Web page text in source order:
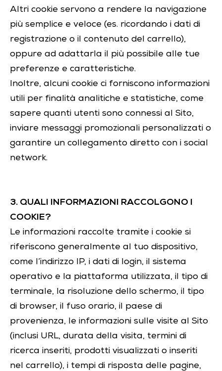
Altri cookie servono a rendere la navigazione
più semplice e veloce (es. ricordando i dati di
registrazione o il contenuto del carrello),
oppure ad adattarla il più possibile alle tue
preferenze e caratteristiche.
Inoltre, alcuni cookie ci forniscono informazioni
utili per finalità analitiche e statistiche, come
sapere quanti utenti sono connessi al Sito,
inviare messaggi promozionali personalizzati o
garantire un collegamento diretto con i social
network.
3. QUALI INFORMAZIONI RACCOLGONO I
COOKIE?
Le informazioni raccolte tramite i cookie si
riferiscono generalmente al tuo dispositivo,
come l’indirizzo IP, i dati di login, il sistema
operativo e la piattaforma utilizzata, il tipo di
terminale, la risoluzione dello schermo, il tipo
di browser, il fuso orario, il paese di
provenienza, le informazioni sulle visite al Sito
(inclusi URL, durata della visita, termini di
ricerca inseriti, prodotti visualizzati o inseriti
nel carrello), i tempi di risposta delle pagine,